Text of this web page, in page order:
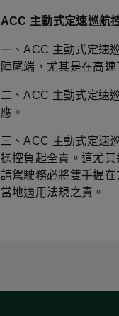
ACC 主動式定速巡航
一、ACC 主動式定速
陣尾端，尤其是在高速
二、ACC 主動式定速
應。
三、ACC 主動式定速
操控負起全責。這尤
請駕駛務必將雙手握
當地適用法規之責。